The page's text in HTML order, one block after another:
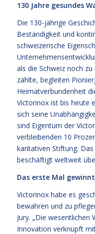
130 Jahre gesundes
Die 130-jährige
Beständigkeit und
schweizerische
als die Schweiz noch
zählte, begleiten
Heimatverbundenheit
Victorinox ist bis heute
sich seine
sind Eigentum der
verbleibenden 10
karitativen Stiftung.
beschäftigt weltweit
Das erste Mal
Victorinox habe es
bewahren und zu
Jury. „Die
Innovation verknüpft